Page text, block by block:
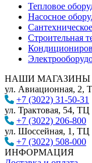
Тепловое
Насосное
Строительная
НАШИ МАГАЗИНЫ
ул. Авиационная, 2,
+7 (3022) 31-50-31
ул. Трактовая, 54,
+7 (3022) 206-800
ул. Шоссейная, 1, ТЦ
+7 (3022) 508-000
ИНФОРМАЦИЯ